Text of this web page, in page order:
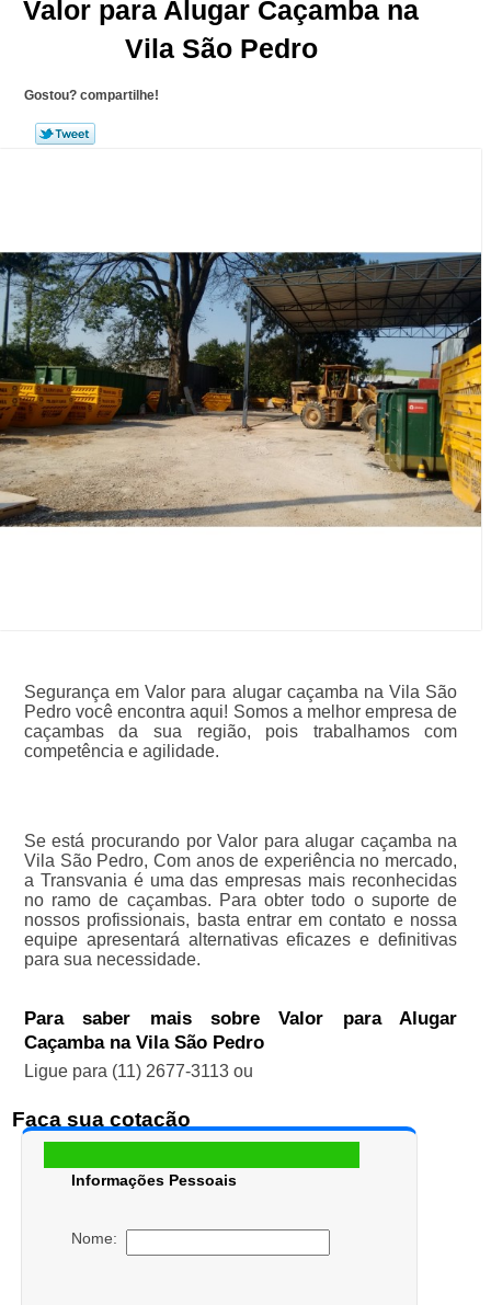
Valor para Alugar Caçamba na
Vila São Pedro
Gostou? compartilhe!
Segurança em Valor para alugar caçamba na Vila São
Pedro você encontra aqui! Somos a melhor empresa de
caçambas da sua região, pois trabalhamos com
competência e agilidade.
Se está procurando por Valor para alugar caçamba na
Vila São Pedro, Com anos de experiência no mercado,
a Transvania é uma das empresas mais reconhecidas
no ramo de caçambas. Para obter todo o suporte de
nossos profissionais, basta entrar em contato e nossa
equipe apresentará alternativas eficazes e definitivas
para sua necessidade.
Para saber mais sobre Valor para Alugar
Caçamba na Vila São Pedro
Ligue para (11) 2677-3113ou
Faça sua cotação
Informações Pessoais
Nome: